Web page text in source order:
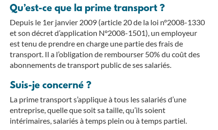
Qu’est-ce que la prime transport ?
Depuis le 1er janvier 2009 (article 20 de la loi n°2008-1330
et son décret d’application N°2008-1501), un employeur
est tenu de prendre en charge une partie des frais de
transport. Il a l’obligation de rembourser 50% du coût des
abonnements de transport public de ses salariés.
Suis-je concerné ?
La prime transport s’applique à tous les salariés d’une
entreprise, quelle que soit sa taille, qu’ils soient
intérimaires, salariés à temps plein ou à temps partiel.